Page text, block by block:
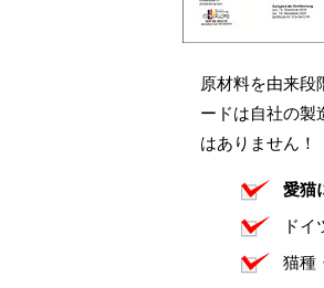
原材料を由来段
ードは自社の製
はありません！
愛猫
ド
猫種